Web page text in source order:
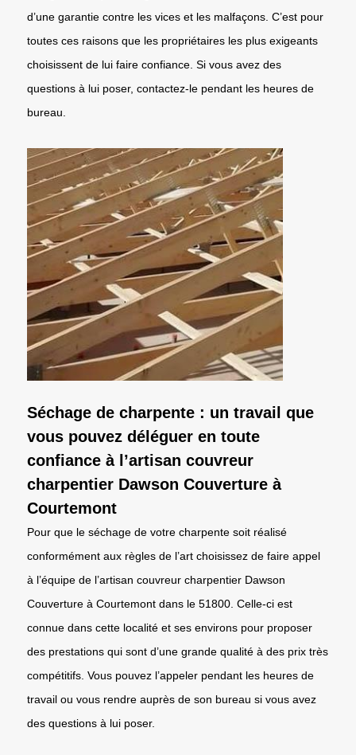
d’une garantie contre les vices et les malfaçons. C’est pour
toutes ces raisons que les propriétaires les plus exigeants
choisissent de lui faire confiance. Si vous avez des
questions à lui poser, contactez-le pendant les heures de
bureau.
Séchage de charpente : un travail que
vous pouvez déléguer en toute
confiance à l’artisan couvreur
charpentier Dawson Couverture à
Courtemont
Pour que le séchage de votre charpente soit réalisé
conformément aux règles de l’art choisissez de faire appel
à l’équipe de l’artisan couvreur charpentier Dawson
Couverture à Courtemont dans le 51800. Celle-ci est
connue dans cette localité et ses environs pour proposer
des prestations qui sont d’une grande qualité à des prix très
compétitifs. Vous pouvez l’appeler pendant les heures de
travail ou vous rendre auprès de son bureau si vous avez
des questions à lui poser.